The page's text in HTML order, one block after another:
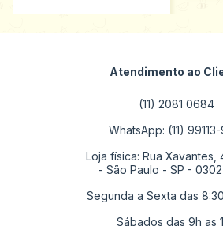
Atendimento ao
(11) 2081 0684
WhatsApp: (11) 99113-
Loja física: Rua Xavantes,
- São Paulo - SP -
Segunda a Sexta das
Sábados das 9h as